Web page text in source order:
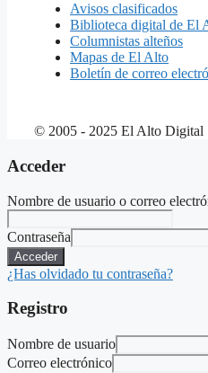
Avisos clasificados
Biblioteca digital de El
Columnistas alteños
Mapas de El Alto
Boletín de correo
© 2005 - 2025 El Alto Digital
Acceder
Nombre de usuario o correo
Contraseña
Acceder
¿Has olvidado tu contraseña?
Registro
Nombre de usuario
Correo electrónico